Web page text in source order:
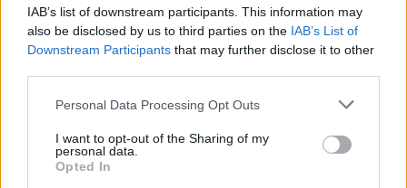
IAB’s list of downstream participants. This information may
also be disclosed by us to third parties on the IAB’s List of
Downstream Participants that may further disclose it to other
Please note that this website/app uses one or more Google
not limited to your visit or usage behaviour. You may click to
grant or deny consent to Google and its third-party tags to
use your data for below specified purposes in below Google
Personal Data Processing Opt Outs
I want to opt-out of the Sharing of my
personal data.
Opted In